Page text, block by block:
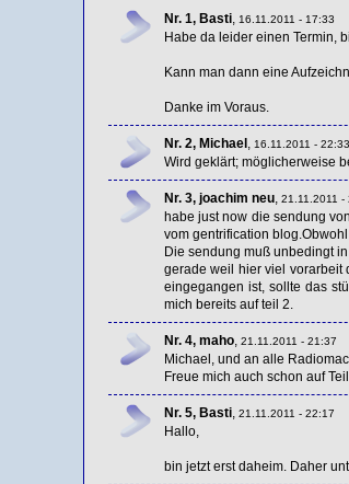
Nr. 1, Basti, 16.11.2011 - 17:33
Habe da leider einen Termin,
Kann man dann eine
Danke im Voraus.
Nr. 2, Michael, 16.11.2011 - 22:33
Wird geklärt; möglicherweise
Nr. 3, joachim neu, 21.11.2011 -
habe just now die sendung
vom gentrification
Die sendung muß unbedingt
gerade weil hier viel vorarbeit
eingegangen ist, sollte das
mich bereits auf teil 2.
Nr. 4, maho, 21.11.2011 - 21:37
Michael, und an alle
Freue mich auch schon auf
Nr. 5, Basti, 21.11.2011 - 22:17
Hallo,
bin jetzt erst daheim. Daher